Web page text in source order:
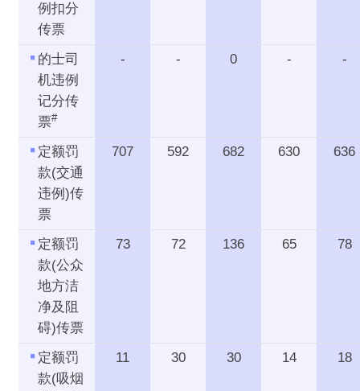
例扣分
传票
的士司
机违例
记分传
票#
- - 0 - -
定额罚
款(交通
违例)传
票
707 592 682 630 636
定额罚
款(公众
地方洁
净及阻
碍)传票
73 72 136 65 78
定额罚
款(吸烟
11 30 30 14 18